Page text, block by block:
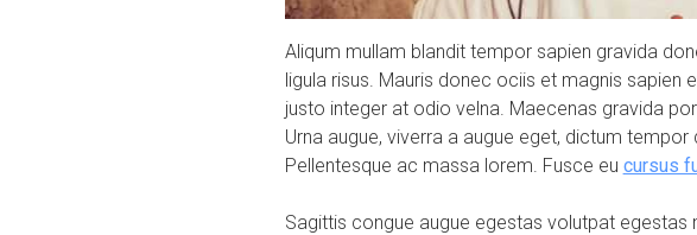
Aliqum mullam blandit tempor sapien gravida
ligula risus. Mauris donec ociis et magnis
justo integer at odio velna. Maecenas gravida
Urna augue, viverra a augue eget, dictum
Pellentesque ac massa lorem. Fusce eu cursus
Sagittis congue augue egestas volutpat